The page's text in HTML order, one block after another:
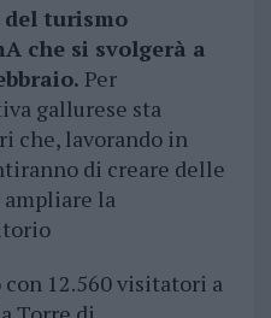
turismo
che si svolgerà a
Per
gallurese sta
che, lavorando in
di creare delle
ampliare la
con 12.560 visitatori a